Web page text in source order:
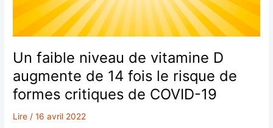
Un faible niveau de vitamine D
augmente de 14 fois le risque de
formes critiques de COVID-19
Lire /16 avril 2022